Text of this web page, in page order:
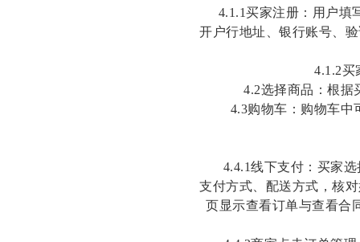
4.1.1买家注册：用户填
开户行地址
银行账号
4.1.2买
4.2选择商品：根据
4.3购物车：购物车中
4.4.1线下支付：买家
支付方式、配送方式，核
页显示查看订单与查看合